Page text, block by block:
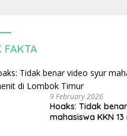
FAKTA
9 February 2026
Hoaks: Tidak
mahasiswa KKN